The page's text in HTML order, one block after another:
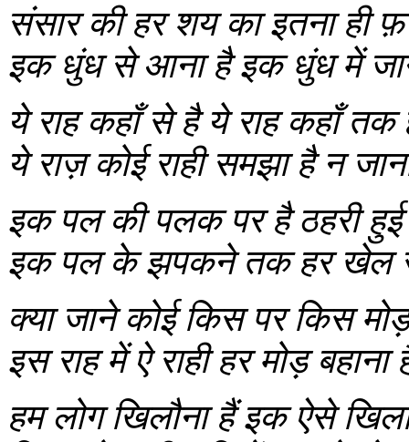
संसार की हर शय का इतना ही
इक धुंध से आना है इक धुंध में
ये राह कहाँ से है ये राह कहाँ तक
ये राज़ कोई राही समझा है न
इक पल की पलक पर है ठहरी हुई
इक पल के झपकने तक हर खेल
क्या जाने कोई किस पर किस
इस राह में ऐ राही हर मोड़ बहाना
हम लोग खिलौना हैं इक ऐसे